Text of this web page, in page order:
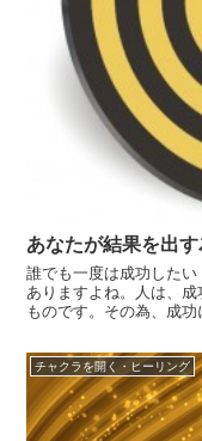
あなたが結果を出
誰でも一度は成功した
ありますよね。人は、成
ものです。その為、成
ていたと言われていま
常的に、そし...
チャクラを開く・ヒーリング